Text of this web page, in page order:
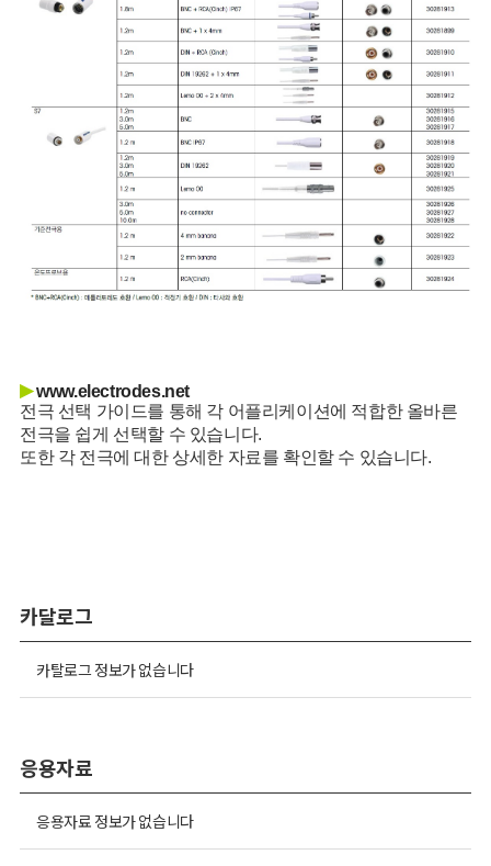
▶ www.electrodes.net
전극 선택 가이드를 통해 각 어플리케이션에 적합한 올바른
전극을 쉽게 선택할 수 있습니다.
또한 각 전극에 대한 상세한 자료를 확인할 수 있습니다.
카달로그
카탈로그 정보가 없습니다
응용자료
응용자료 정보가 없습니다